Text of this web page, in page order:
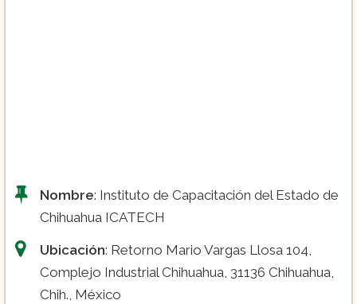
Nombre: Instituto de Capacitación del Estado de
Chihuahua ICATECH
Ubicación: Retorno Mario Vargas Llosa 104,
Complejo Industrial Chihuahua, 31136 Chihuahua,
Chih., México